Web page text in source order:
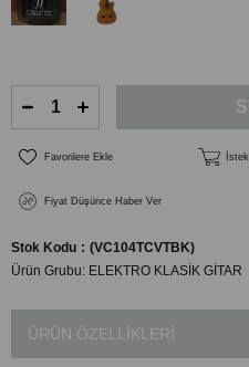
Favorilere Ekle
Fiyat Düşünce Haber Ver
Stok Kodu
(VC104TCVTBK)
Ürün Grubu: ELEKTRO KLASİK GİTAR
ÜRÜN ÖZELLIKLERI